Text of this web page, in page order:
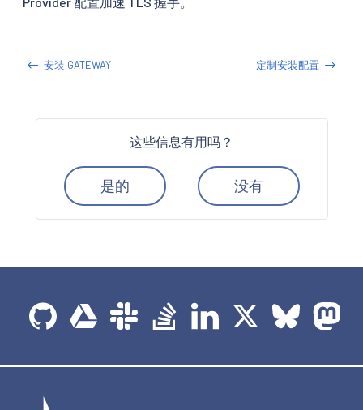
安装 GATEWAY 定制安装配置
这些信息有用吗？
是的 没有